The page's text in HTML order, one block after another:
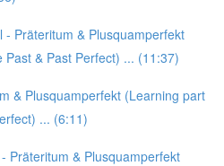
- Präteritum & Plusquamperfekt
& Past Perfect) ... (11:37)
& Plusquamperfekt (Learning part
... (6:11)
Präteritum & Plusquamperfekt